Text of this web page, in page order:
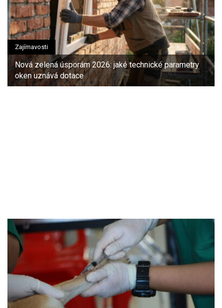
Zajímavosti
Nová zelená úsporám 2026: jaké technické parametry
oken uznává dotace